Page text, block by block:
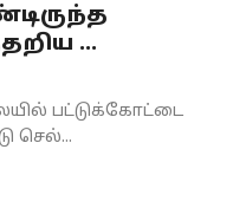
...
பட்டுக்கோட்டை
செல்...